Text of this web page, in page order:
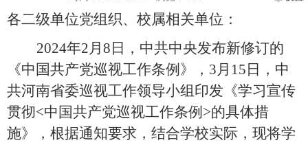
各二级单位党组织、校属相关单位：
2024年2月8日，中共中央发布新修订的
《中国共产党巡视工作条例》，3月15日，中
共河南省委巡视工作领导小组印发《学习宣传
贯彻<中国共产党巡视工作条例>的具体措
施》，根据通知要求，结合学校实际，现将学